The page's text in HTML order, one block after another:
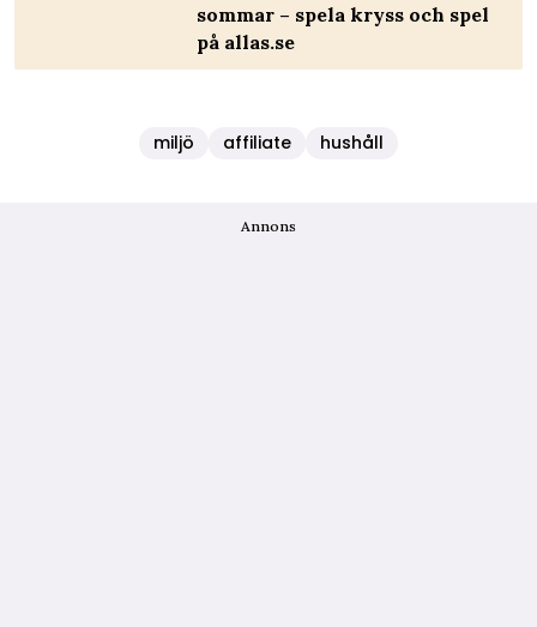
sommar – spela kryss och spel
på allas.se
miljö affiliate hushåll
Annons